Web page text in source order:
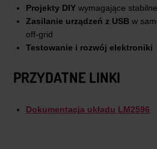
Projekty DIY wymagające
Zasilanie urządzeń z USB w
off-grid
Testowanie i rozwój elektroniki
PRZYDATNE LINKI
Dokumentacja układu LM2596